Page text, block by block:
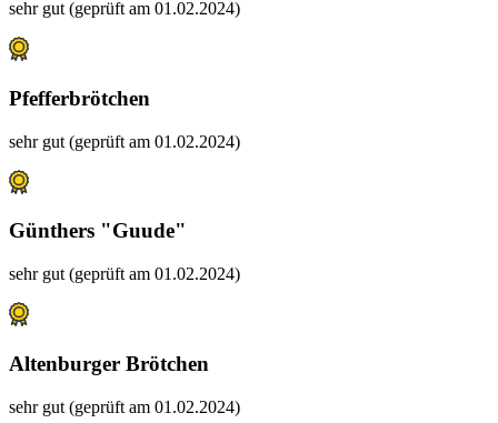
sehr gut (geprüft am 01.02.2024)
Pfefferbrötchen
sehr gut (geprüft am 01.02.2024)
Günthers "Guude"
sehr gut (geprüft am 01.02.2024)
Altenburger Brötchen
sehr gut (geprüft am 01.02.2024)